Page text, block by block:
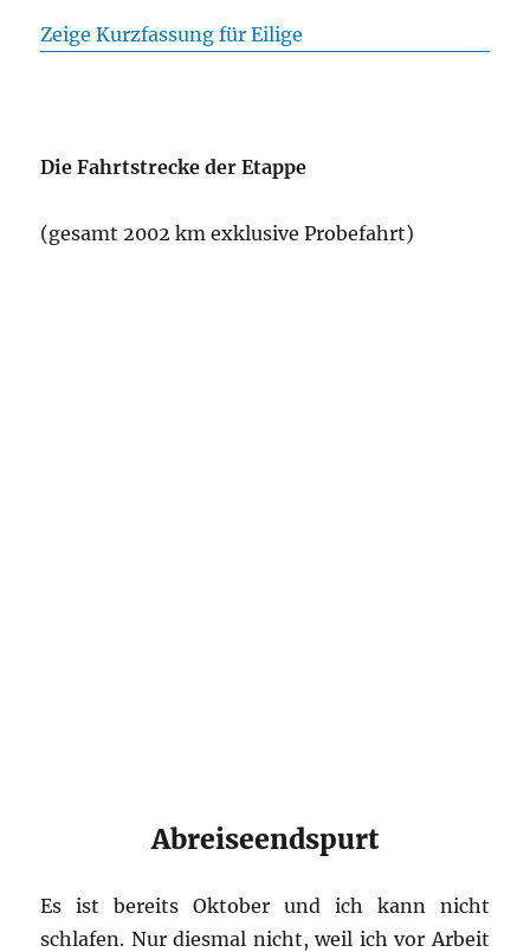
Zeige Kurzfassung für Eilige
Die Fahrtstrecke der Etappe
(gesamt 2002 km exklusive Probefahrt)
Abreiseendspurt
Es ist bereits Oktober und ich kann nicht
schlafen. Nur diesmal nicht, weil ich vor Arbeit